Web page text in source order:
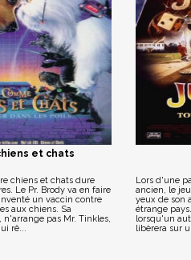
et chats
chiens et chats dure
Le Pr. Brody va en faire
un vaccin contre
aux chiens. Sa
n'arrange pas Mr. Tinkles,
rê...
Lors d'une
ancien, le
yeux de son
étrange
lorsqu'un
libèrera sur